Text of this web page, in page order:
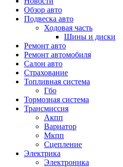
Обзор авто
Подвеска авто
Ходовая часть
Шины и диски
Ремонт авто
Ремонт автомобиля
Салон авто
Страхование
Топливная система
Гбо
Тормозная система
Трансмиссия
Акпп
Вариатор
Мкпп
Сцепление
Электрика
Электроника